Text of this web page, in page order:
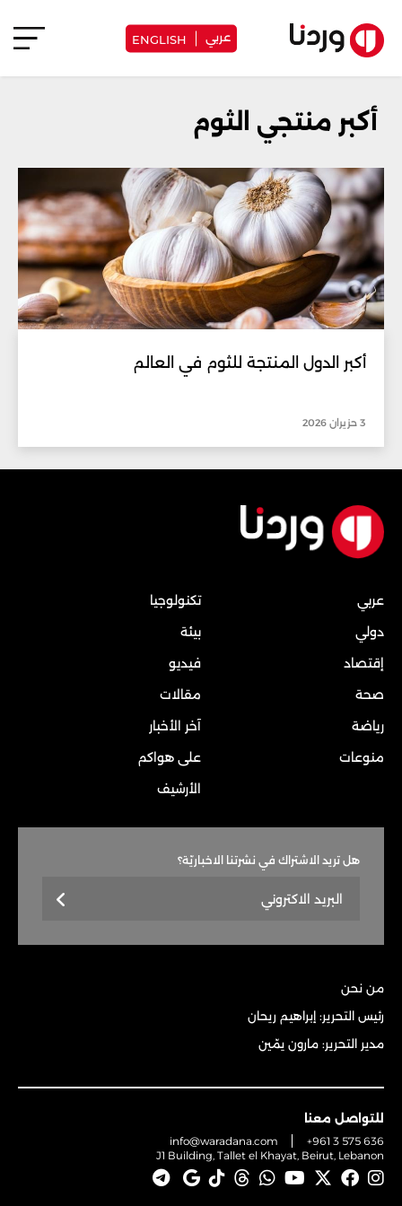
عربي ENGLISH
أكبر منتجي الثوم
أكبر الدول المنتجة للثوم في العالم
3 حزيران 2026
عربي
دولي
إقتصاد
صحة
رياضة
منوعات
تكنولوجيا
بيئة
فيديو
مقالات
آخر الأخبار
على هواكم
الأرشيف
هل تريد الاشتراك في نشرتنا الاخباريّة؟
من نحن
رئيس التحرير: إبراهيم ريحان
مدير التحرير: مارون يمّين
للتواصل معنا
info@waradana.com
+961 3 575 636
J1 Building, Tallet el Khayat, Beirut, Lebanon